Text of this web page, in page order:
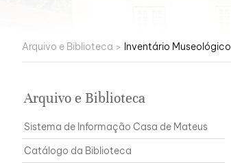
Arquivo e Biblioteca > Inventário Museológico
Arquivo e Biblioteca
Sistema de Informação Casa de Mateus
Catálogo da Biblioteca